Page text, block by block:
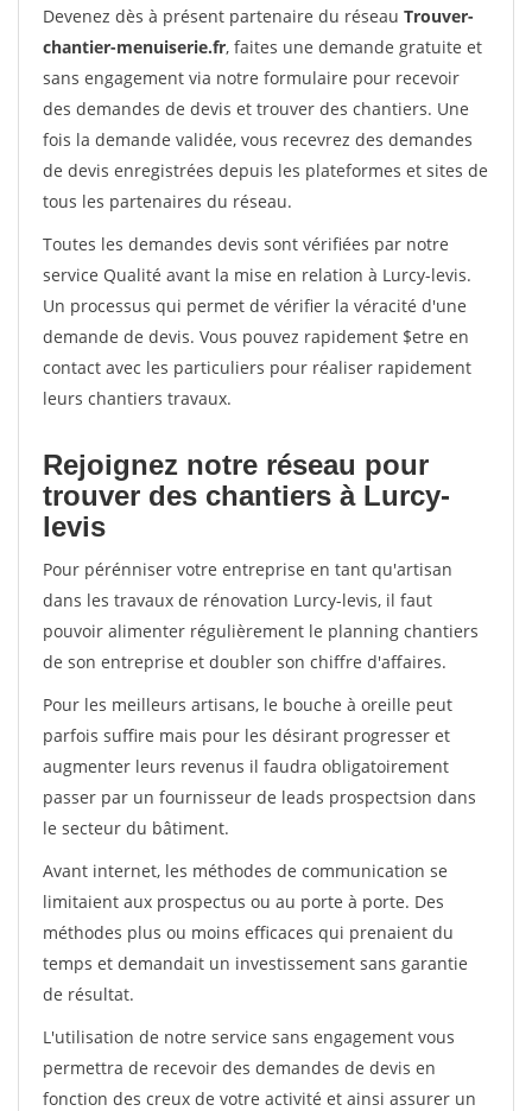
Devenez dès à présent partenaire du réseau Trouver-
chantier-menuiserie.fr, faites une demande gratuite et
sans engagement via notre formulaire pour recevoir
des demandes de devis et trouver des chantiers. Une
fois la demande validée, vous recevrez des demandes
de devis enregistrées depuis les plateformes et sites de
tous les partenaires du réseau.
Toutes les demandes devis sont vérifiées par notre
service Qualité avant la mise en relation à Lurcy-levis.
Un processus qui permet de vérifier la véracité d'une
demande de devis. Vous pouvez rapidement $etre en
contact avec les particuliers pour réaliser rapidement
leurs chantiers travaux.
Rejoignez notre réseau pour
trouver des chantiers à Lurcy-
levis
Pour pérénniser votre entreprise en tant qu'artisan
dans les travaux de rénovation Lurcy-levis, il faut
pouvoir alimenter régulièrement le planning chantiers
de son entreprise et doubler son chiffre d'affaires.
Pour les meilleurs artisans, le bouche à oreille peut
parfois suffire mais pour les désirant progresser et
augmenter leurs revenus il faudra obligatoirement
passer par un fournisseur de leads prospectsion dans
le secteur du bâtiment.
Avant internet, les méthodes de communication se
limitaient aux prospectus ou au porte à porte. Des
méthodes plus ou moins efficaces qui prenaient du
temps et demandait un investissement sans garantie
de résultat.
L'utilisation de notre service sans engagement vous
permettra de recevoir des demandes de devis en
fonction des creux de votre activité et ainsi assurer un